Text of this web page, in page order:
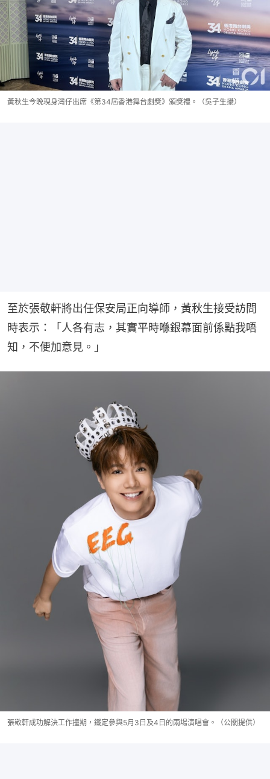
黃秋生今晚現身灣仔出席《第34屆香港舞台劇獎》頒獎禮。（吳子生攝）
至於張敬軒將出任保安局正向導師，黃秋生接受訪問
時表示：「人各有志，其實平時喺銀幕面前係點我唔
知，不便加意見。」
張敬軒成功解決工作撞期，鐵定參與5月3日及4日的兩場演唱會。（公關提供）